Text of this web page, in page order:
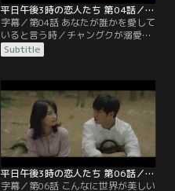
平日午後3時の恋人たち 第04話／字幕
字幕／第04話 あなたが誰かを愛して
いると言う時／チャングクが溺愛す
るインコを逃してしまったジウンは
激しく責められ、インコを見つける
捜してさまようジウンの前に、偶然
ジョンウが現れる。優しく気遣って
くれるジョンウに引かれるジウン
は、一度別れたあと電話でジョンウ
の声を聞きながら…。
Subtitle
平日午後3時の恋人たち 第06話／字幕
字幕／第06話 こんなに世界が美しい